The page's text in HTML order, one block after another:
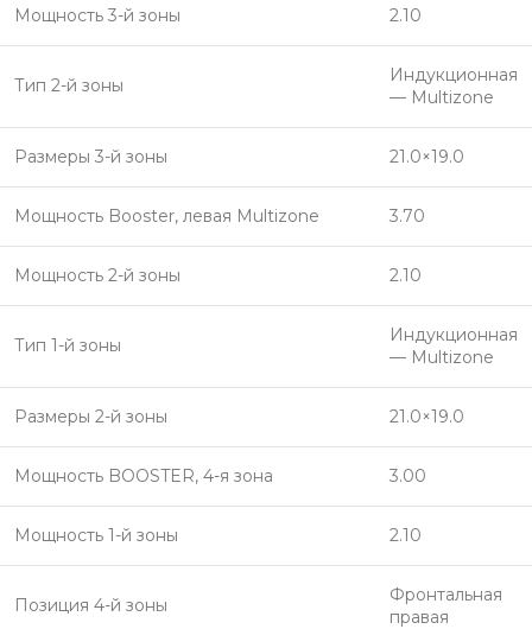
Мощность 3-й зоны 2.10
Тип 2-й зоны
Индукционная
— Multizone
Размеры 3-й зоны 21.0×19.0
Мощность Booster, левая Multizone 3.70
Мощность 2-й зоны 2.10
Тип 1-й зоны
Индукционная
— Multizone
Размеры 2-й зоны 21.0×19.0
Мощность BOOSTER, 4-я зона 3.00
Мощность 1-й зоны 2.10
Позиция 4-й зоны
Фронтальная
правая